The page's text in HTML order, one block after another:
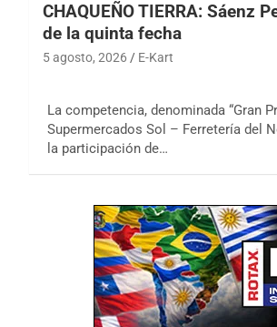
CHAQUEÑO TIERRA: Sáenz
de la quinta fecha
5 agosto, 2026 E-Kart
La competencia, denominada “Gran
Supermercados Sol – Ferretería del
la participación de…